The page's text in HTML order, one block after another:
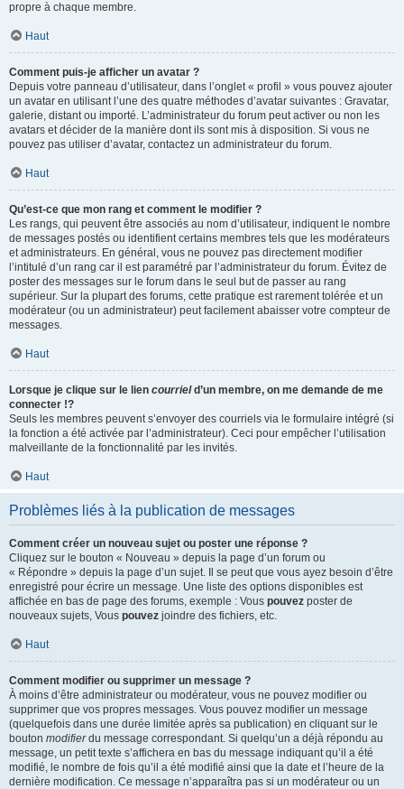
propre à chaque membre.
Haut
Comment puis-je afficher un avatar ?
Depuis votre panneau d’utilisateur, dans l’onglet « profil » vous pouvez ajouter
un avatar en utilisant l’une des quatre méthodes d’avatar suivantes : Gravatar,
galerie, distant ou importé. L’administrateur du forum peut activer ou non les
avatars et décider de la manière dont ils sont mis à disposition. Si vous ne
pouvez pas utiliser d’avatar, contactez un administrateur du forum.
Haut
Qu’est-ce que mon rang et comment le modifier ?
Les rangs, qui peuvent être associés au nom d’utilisateur, indiquent le nombre
de messages postés ou identifient certains membres tels que les modérateurs
et administrateurs. En général, vous ne pouvez pas directement modifier
l’intitulé d’un rang car il est paramétré par l’administrateur du forum. Évitez de
poster des messages sur le forum dans le seul but de passer au rang
supérieur. Sur la plupart des forums, cette pratique est rarement tolérée et un
modérateur (ou un administrateur) peut facilement abaisser votre compteur de
messages.
Haut
Lorsque je clique sur le lien courrield’un membre, on me demande de me
connecter !?
Seuls les membres peuvent s’envoyer des courriels via le formulaire intégré (si
la fonction a été activée par l’administrateur). Ceci pour empêcher l’utilisation
malveillante de la fonctionnalité par les invités.
Haut
Problèmes liés à la publication de messages
Comment créer un nouveau sujet ou poster une réponse ?
Cliquez sur le bouton « Nouveau » depuis la page d’un forum ou
« Répondre » depuis la page d’un sujet. Il se peut que vous ayez besoin d’être
enregistré pour écrire un message. Une liste des options disponibles est
affichée en bas de page des forums, exemple : Vous pouvez poster de
nouveaux sujets, Vous pouvez joindre des fichiers, etc.
Haut
Comment modifier ou supprimer un message ?
À moins d’être administrateur ou modérateur, vous ne pouvez modifier ou
supprimer que vos propres messages. Vous pouvez modifier un message
(quelquefois dans une durée limitée après sa publication) en cliquant sur le
bouton modifierdu message correspondant. Si quelqu’un a déjà répondu au
message, un petit texte s’affichera en bas du message indiquant qu’il a été
modifié, le nombre de fois qu’il a été modifié ainsi que la date et l’heure de la
dernière modification. Ce message n’apparaîtra pas si un modérateur ou un